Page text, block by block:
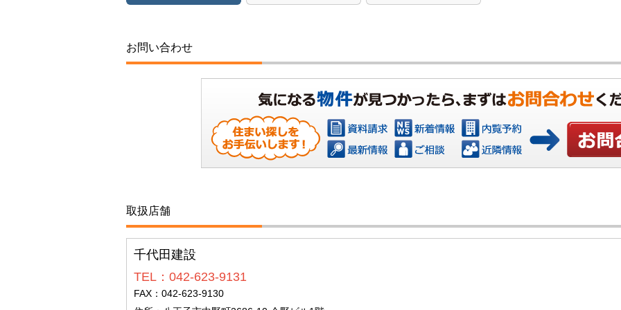
お問い合わせ
取扱店舗
千代田建設
TEL：042-623-9131
FAX：042-623-9130